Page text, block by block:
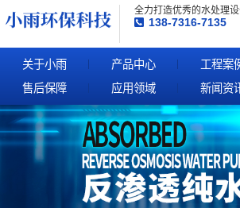
全力打造优秀的水处理
138-7316-7135
关于小雨 产品中心 工程案
售后保障
应用领域 新闻资